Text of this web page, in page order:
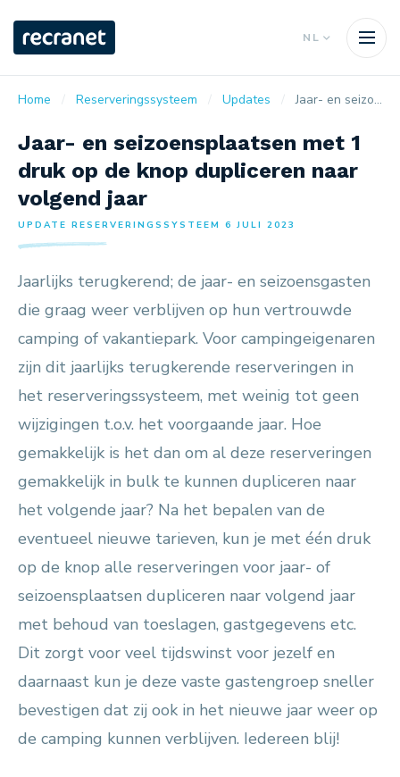
NL
Home Reserveringssysteem Updates Jaar- en seizoensplaatsen met 1 druk op de knop dupliceren naar volgend jaar
Jaar- en seizoensplaatsen met 1
druk op de knop dupliceren naar
volgend jaar
UPDATE RESERVERINGSSYSTEEM 6 JULI 2023
Jaarlijks terugkerend; de jaar- en seizoensgasten
die graag weer verblijven op hun vertrouwde
camping of vakantiepark. Voor campingeigenaren
zijn dit jaarlijks terugkerende reserveringen in
het reserveringssysteem, met weinig tot geen
wijzigingen t.o.v. het voorgaande jaar. Hoe
gemakkelijk is het dan om al deze reserveringen
gemakkelijk in bulk te kunnen dupliceren naar
het volgende jaar? Na het bepalen van de
eventueel nieuwe tarieven, kun je met één druk
op de knop alle reserveringen voor jaar- of
seizoensplaatsen dupliceren naar volgend jaar
met behoud van toeslagen, gastgegevens etc.
Dit zorgt voor veel tijdswinst voor jezelf en
daarnaast kun je deze vaste gastengroep sneller
bevestigen dat zij ook in het nieuwe jaar weer op
de camping kunnen verblijven. Iedereen blij!